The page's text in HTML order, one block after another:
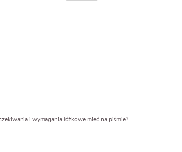
i wymagania łóżkowe mieć na piśmie?